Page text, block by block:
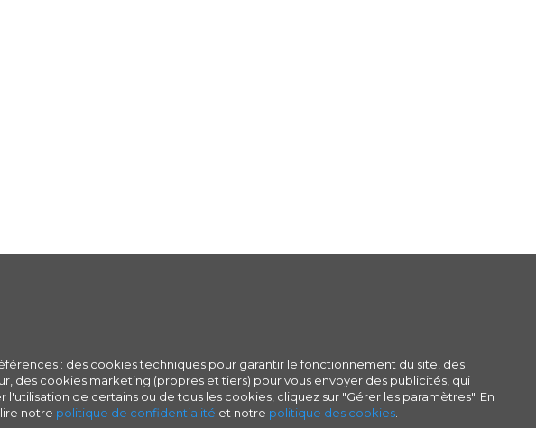
: des cookies techniques pour garantir le fonctionnement du site, des
des cookies marketing (propres et tiers) pour vous envoyer des publicités, qui
de certains ou de tous les cookies, cliquez sur "Gérer les paramètres". En
notre politique de confidentialité et notre politique des cookies